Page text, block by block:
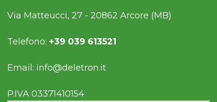
Via Matteucci, 27 - 20862 Arcore (MB)
Telefono: +39 039 613521
Email: info@deletron.it
P.IVA 03371410154